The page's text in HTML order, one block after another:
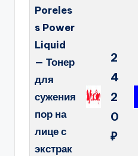
Poreles
s Power
Liquid
— Тонер
для
сужения
пор на
лице с
экстрак
2
4
2
0
₽